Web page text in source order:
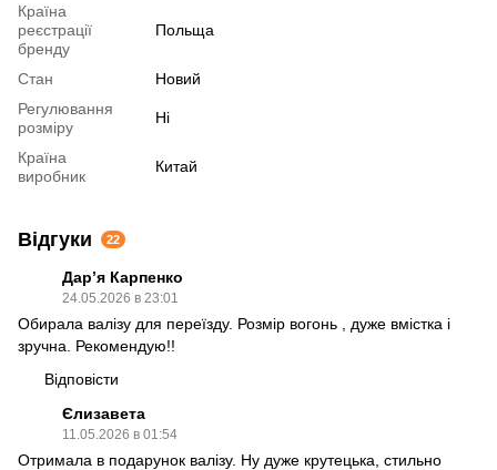
Країна
реєстрації
бренду
Польща
Стан
Новий
Регулювання
розміру
Ні
Країна
виробник
Китай
Відгуки 22
Дарʼя Карпенко
24.05.2026 в 23:01
Обирала валізу для переїзду. Розмір вогонь , дуже вмістка і
зручна. Рекомендую!!
Відповісти
Єлизавета
11.05.2026 в 01:54
Отримала в подарунок валізу. Ну дуже крутецька, стильно